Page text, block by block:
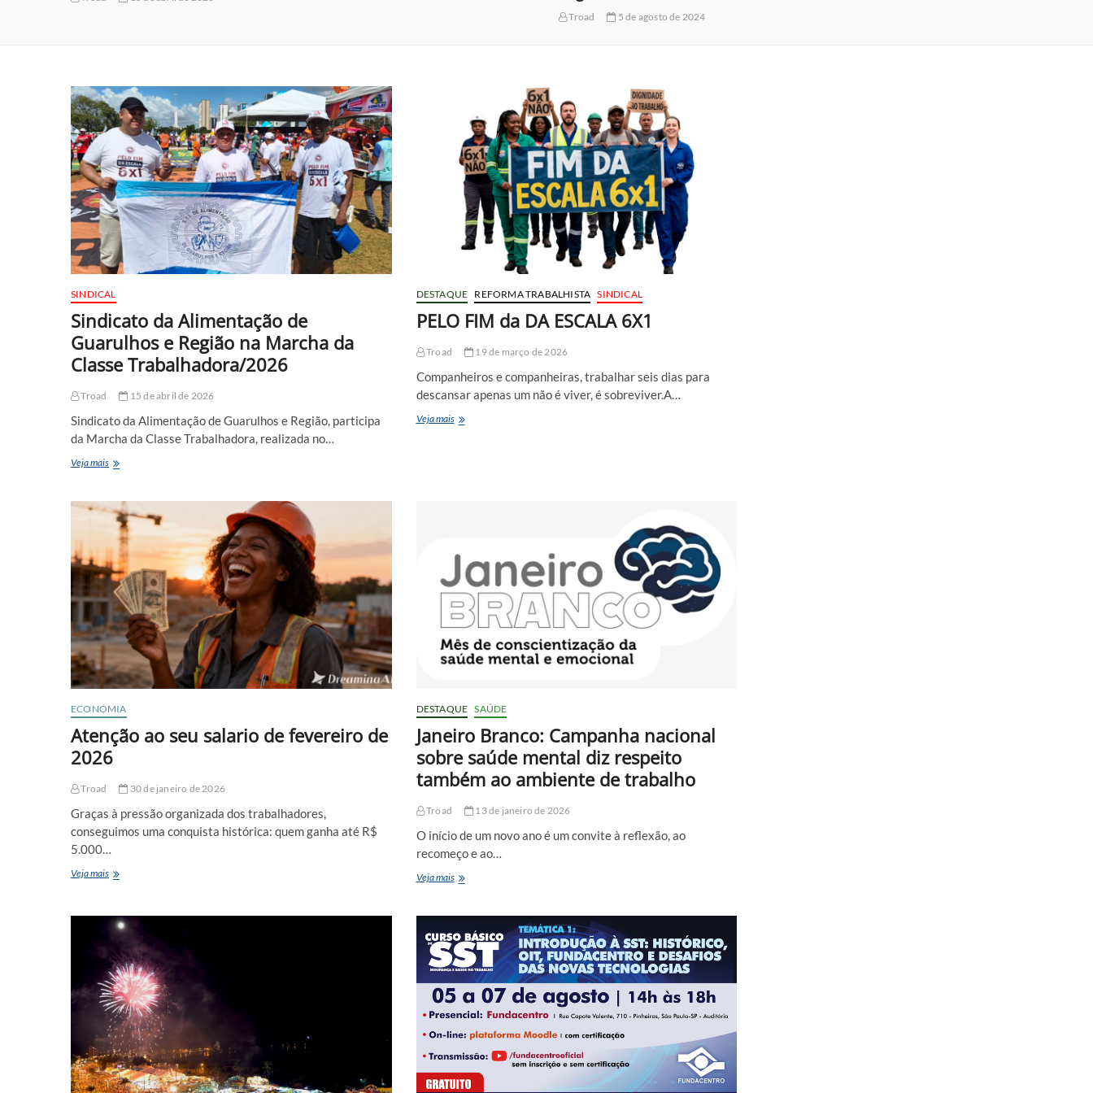
SINDICAL
Sindicato da Alimentação de
Guarulhos e Região na Marcha da
Classe Trabalhadora/2026
Troad 15 de abril de 2026
Sindicato da Alimentação de Guarulhos e Região, participa
da Marcha da Classe Trabalhadora, realizada no…
Veja maisSindicato
de
Guarulhos
Região
na
Marcha
da
Classe
Trabalhadora/2026
DESTAQUE REFORMA TRABALHISTA SINDICAL
PELO FIM da DA ESCALA 6X1
Troad 19 de março de 2026
Companheiros e companheiras, trabalhar seis dias para
descansar apenas um não é viver, é sobreviver.A…
Veja maisPELO
ECONOMIA
Atenção ao seu salario de fevereiro de
2026
Troad 30 de janeiro de 2026
Graças à pressão organizada dos trabalhadores,
conseguimos uma conquista histórica: quem ganha até R$
5.000…
Veja maisAtenção
salario
de
fevereiro
de
2026
DESTAQUE SAÚDE
Janeiro Branco: Campanha nacional
sobre saúde mental diz respeito
também ao ambiente de trabalho
Troad 13 de janeiro de 2026
O início de um novo ano é um convite à reflexão, ao
recomeço e ao…
Veja maisJaneiro
sobre
saúde
mental
respeito
também
ambiente
de